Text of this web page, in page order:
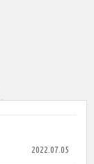
2022.07.05